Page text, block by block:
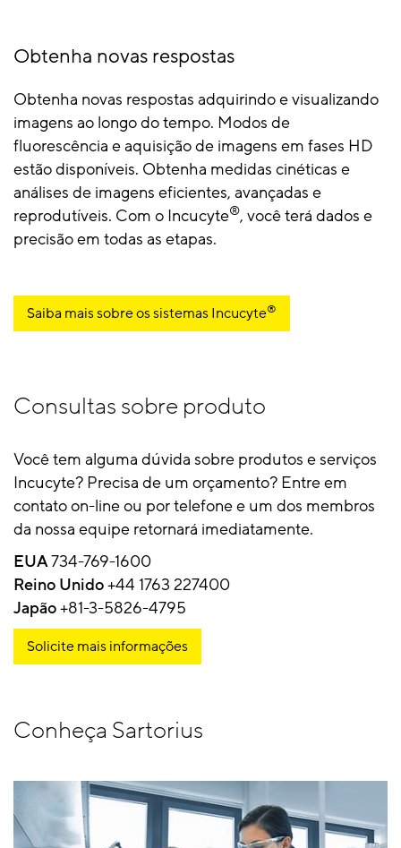
Obtenha novas respostas
Obtenha novas respostas adquirindo e visualizando
imagens ao longo do tempo. Modos de
fluorescência e aquisição de imagens em fases HD
estão disponíveis. Obtenha medidas cinéticas e
análises de imagens eficientes, avançadas e
reprodutíveis. Com o Incucyte®, você terá dados e
precisão em todas as etapas.
Saiba mais sobre os sistemas Incucyte®
Consultas sobre produto
Você tem alguma dúvida sobre produtos e serviços
Incucyte? Precisa de um orçamento? Entre em
contato on-line ou por telefone e um dos membros
da nossa equipe retornará imediatamente.
EUA734-769-1600
Reino Unido+44 1763 227400
Japão+81-3-5826-4795
Solicite mais informações
Conheça Sartorius